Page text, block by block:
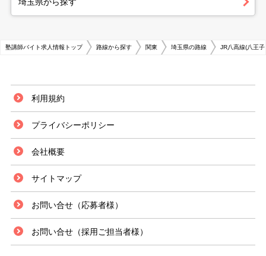
塾講師バイト求人情報トップ 路線から探す 関東 埼玉県の路線 JR八高線(八王
利用規約
プライバシーポリシー
会社概要
サイトマップ
お問い合せ（応募者様）
お問い合せ（採用ご担当者様）